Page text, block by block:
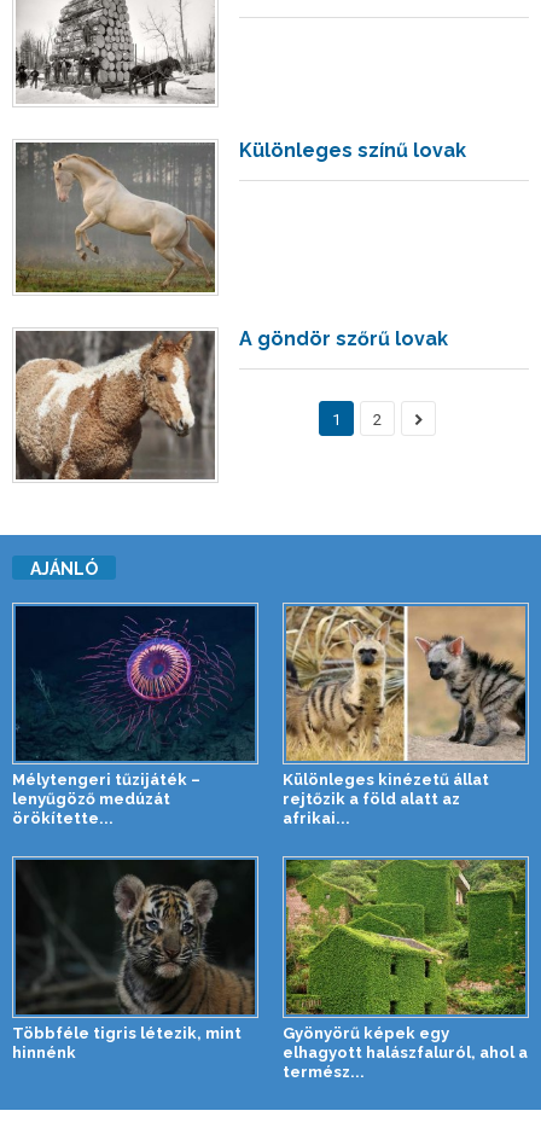
Különleges színű lovak
A göndör szőrű lovak
1 2
AJÁNLÓ
Mélytengeri tűzijáték –
lenyűgöző medúzát
örökítette...
Különleges kinézetű állat
rejtőzik a föld alatt az
afrikai...
Többféle tigris létezik, mint
hinnénk
Gyönyörű képek egy
elhagyott halászfaluról, ahol a
termész...